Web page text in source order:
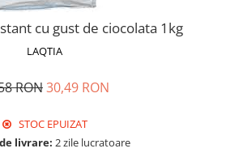
cu gust de ciocolata 1kg
LAQTIA
RON30,49 RON
STOC EPUIZAT
livrare: 2 zile lucratoare